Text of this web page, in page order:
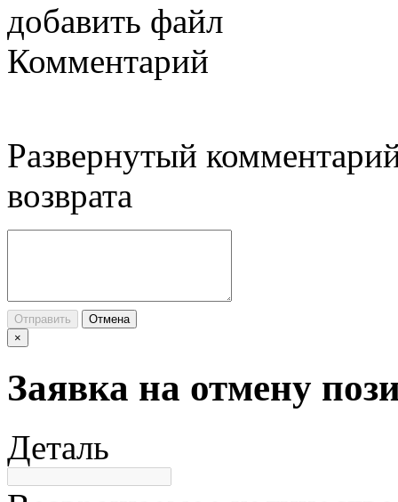
добавить файл
Комментарий
Развернутый
возврата
Отправить
Отмена
×
Заявка на отмену
Деталь